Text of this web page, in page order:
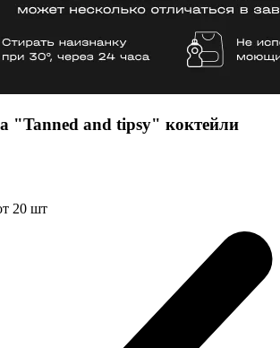
"Tanned and tipsy" коктейли
20 шт